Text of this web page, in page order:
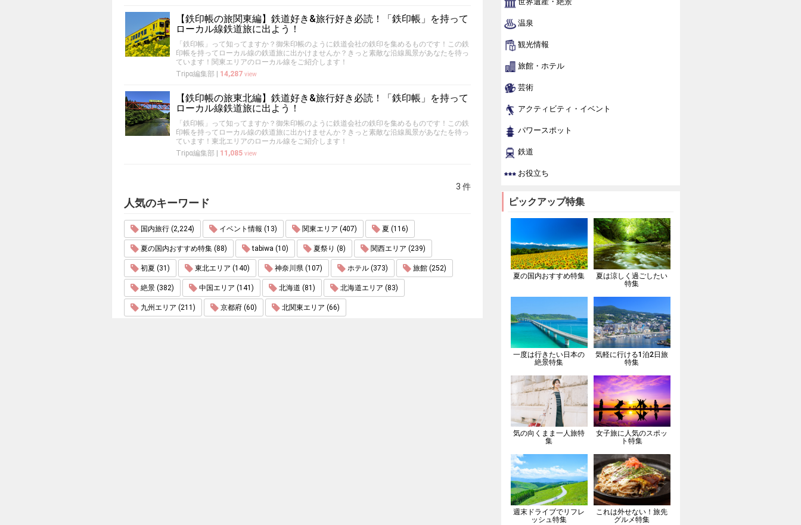
【鉄印帳の旅関東編】鉄道好き&旅行好き必読！「鉄印帳」を持って
ローカル線鉄道旅に出よう！
「鉄印帳」って知ってますか？御朱印帳のように鉄道会社の鉄印を集めるものです！この鉄
印帳を持ってローカル線の鉄道旅に出かけませんか？きっと素敵な沿線風景があなたを待っ
ています！関東エリアのローカル線をご紹介します！
Tripα編集部
14,287 view
【鉄印帳の旅東北編】鉄道好き&旅行好き必読！「鉄印帳」を持って
ローカル線鉄道旅に出よう！
「鉄印帳」って知ってますか？御朱印帳のように鉄道会社の鉄印を集めるものです！この鉄
印帳を持ってローカル線の鉄道旅に出かけませんか？きっと素敵な沿線風景があなたを待っ
ています！東北エリアのローカル線をご紹介します！
Tripα編集部
11,085 view
3 件
人気のキーワード
国内旅行 (2,224) イベント情報 (13) 関東エリア (407) 夏 (116)
夏の国内おすすめ特集 (88) tabiwa (10) 夏祭り (8) 関西エリア (239)
初夏 (31) 東北エリア (140) 神奈川県 (107) ホテル (373) 旅館 (252)
絶景 (382) 中国エリア (141) 北海道 (81) 北海道エリア (83)
九州エリア (211) 京都府 (60) 北関東エリア (66)
温泉
観光情報
旅館・ホテル
芸術
アクティビティ・イベント
パワースポット
鉄道
お役立ち
ピックアップ特集
夏の国内おすすめ特集
夏は涼しく過ごしたい
特集
一度は行きたい日本の
絶景特集
気軽に行ける1泊2日旅
特集
気の向くまま一人旅特
集
女子旅に人気のスポッ
ト特集
週末ドライブでリフレ
ッシュ特集
これは外せない！旅先
グルメ特集